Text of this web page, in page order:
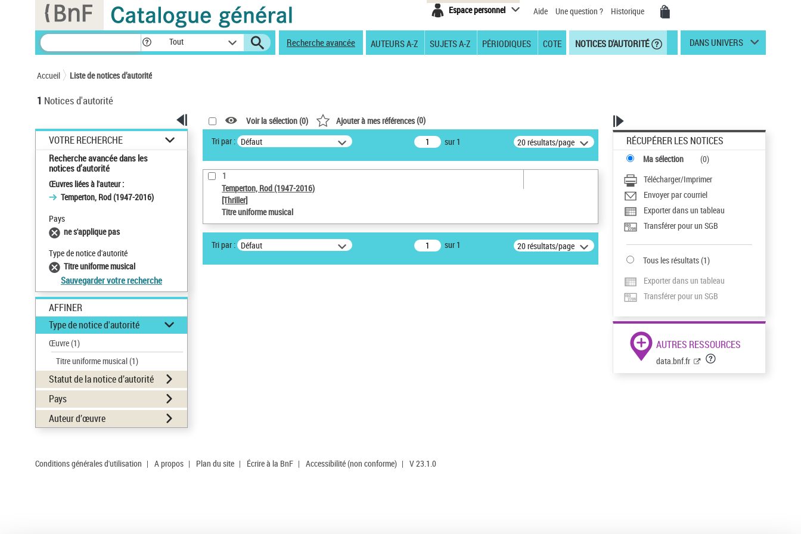
Espace personnel Aide Une question ? Historique
Tout Recherche avancée AUTEURS A-Z SUJETS A-Z PÉRIODIQUES COTE NOTICES D'AUTORITÉ DANS UNIVERS
Accueil Liste de notices d’autorité
1 Notices d'autorité
VOTRE RECHERCHE
Recherche avancée dans les
notices d’autorité
Œuvres liées à l'auteur :
Temperton, Rod (1947-2016)
Pays
ne s'applique pas
Type de notice d'autorité
Titre uniforme musical
Sauvegarder votre recherche
AFFINER
Type de notice d'autorité
Œuvre(1)
Titre uniforme musical(1)
Statut de la notice d’autorité
Pays
Auteur d’œuvre
Voir la sélection (0) Ajouter à mes références(0)
Tri par : Défaut sur 1 20 résultats/page
1
Temperton, Rod (1947-2016)
[Thriller]
Titre uniforme musical
Tri par : Défaut sur 1 20 résultats/page
RÉCUPÉRER LES NOTICES
Ma sélection (0)
Télécharger/Imprimer
Envoyer par courriel
Exporter dans un tableau
Transférer pour un SGB
Tous les résultats(1)
Exporter dans un tableau
Transférer pour un SGB
AUTRES RESSOURCES
data.bnf.fr
Conditions générales d'utilisation | A propos | Plan du site | Écrire à la BnF | Accessibilité (non conforme) | V 23.1.0
Panneau de gestion des cookies